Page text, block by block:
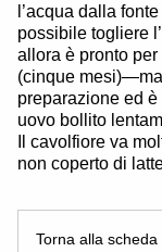
l’acqua dalla
possibile togliere
allora è pronto
(cinque
preparazione ed
uovo bollito
Il cavolfiore va
non coperto di
Torna alla scheda